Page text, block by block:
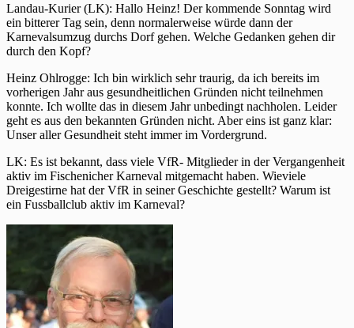
Landau-Kurier (LK): Hallo Heinz! Der kommende Sonntag wird
ein bitterer Tag sein, denn normalerweise würde dann der
Karnevalsumzug durchs Dorf gehen. Welche Gedanken gehen dir
durch den Kopf?
Heinz Ohlrogge: Ich bin wirklich sehr traurig, da ich bereits im
vorherigen Jahr aus gesundheitlichen Gründen nicht teilnehmen
konnte. Ich wollte das in diesem Jahr unbedingt nachholen. Leider
geht es aus den bekannten Gründen nicht. Aber eins ist ganz klar:
Unser aller Gesundheit steht immer im Vordergrund.
LK: Es ist bekannt, dass viele VfR- Mitglieder in der Vergangenheit
aktiv im Fischenicher Karneval mitgemacht haben. Wieviele
Dreigestirne hat der VfR in seiner Geschichte gestellt? Warum ist
ein Fussballclub aktiv im Karneval?